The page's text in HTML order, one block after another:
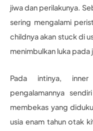
jiwa dan perilakunya.
sering mengalami
childnya akan stuck di
menimbulkan luka pada
Pada intinya,
pengalamannya
membekas yang
usia enam tahun otak